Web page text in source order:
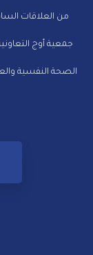
من العلاقات
جمعية أوج
الصحة النفسية